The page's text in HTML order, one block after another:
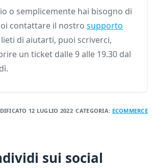
o semplicemente hai bisogno di
contattare il nostro supporto
di aiutarti, puoi scriverci,
un ticket dalle 9 alle 19.30 dal
12 LUGLIO 2022 CATEGORIA: ECOMMERCE
sui social